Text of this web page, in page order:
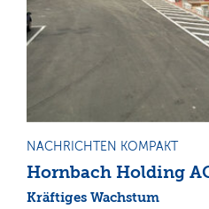
NACHRICHTEN KOMPAKT
Hornbach Holding
Kräftiges Wachstum